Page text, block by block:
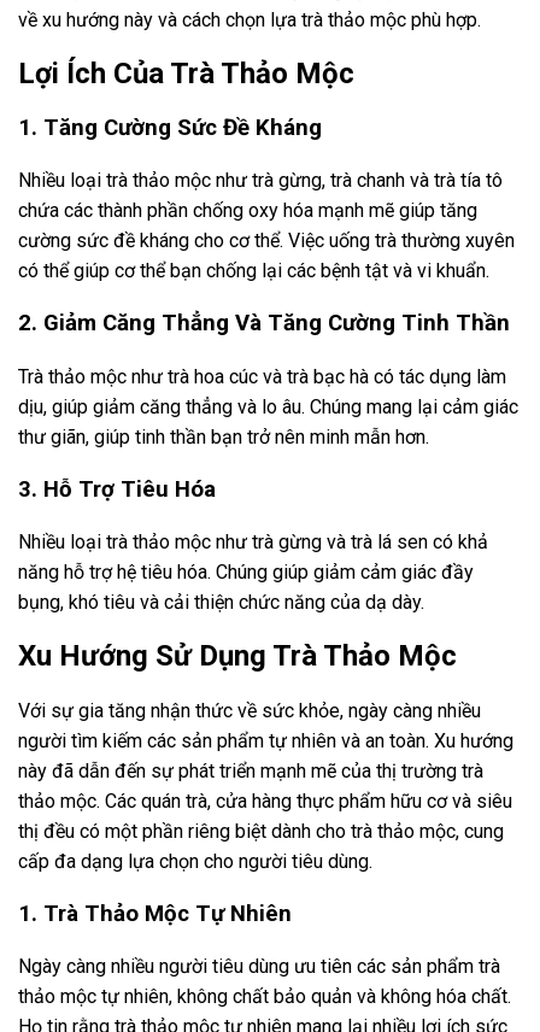
về xu hướng này và cách chọn lựa trà thảo mộc phù hợp.
Lợi Ích Của Trà Thảo Mộc
1. Tăng Cường Sức Đề Kháng
Nhiều loại trà thảo mộc như trà gừng, trà chanh và trà tía tô
chứa các thành phần chống oxy hóa mạnh mẽ giúp tăng
cường sức đề kháng cho cơ thể. Việc uống trà thường xuyên
có thể giúp cơ thể bạn chống lại các bệnh tật và vi khuẩn.
2. Giảm Căng Thẳng Và Tăng Cường Tinh Thần
Trà thảo mộc như trà hoa cúc và trà bạc hà có tác dụng làm
dịu, giúp giảm căng thẳng và lo âu. Chúng mang lại cảm giác
thư giãn, giúp tinh thần bạn trở nên minh mẫn hơn.
3. Hỗ Trợ Tiêu Hóa
Nhiều loại trà thảo mộc như trà gừng và trà lá sen có khả
năng hỗ trợ hệ tiêu hóa. Chúng giúp giảm cảm giác đầy
bụng, khó tiêu và cải thiện chức năng của dạ dày.
Xu Hướng Sử Dụng Trà Thảo Mộc
Với sự gia tăng nhận thức về sức khỏe, ngày càng nhiều
người tìm kiếm các sản phẩm tự nhiên và an toàn. Xu hướng
này đã dẫn đến sự phát triển mạnh mẽ của thị trường trà
thảo mộc. Các quán trà, cửa hàng thực phẩm hữu cơ và siêu
thị đều có một phần riêng biệt dành cho trà thảo mộc, cung
cấp đa dạng lựa chọn cho người tiêu dùng.
1. Trà Thảo Mộc Tự Nhiên
Ngày càng nhiều người tiêu dùng ưu tiên các sản phẩm trà
thảo mộc tự nhiên, không chất bảo quản và không hóa chất.
Họ tin rằng trà thảo mộc tự nhiên mang lại nhiều lợi ích sức